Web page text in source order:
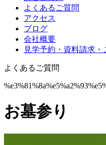
よくあるご質問
アクセス
ブログ
会社概要
見学予約・資料請求・
よくあるご質問
お墓参り